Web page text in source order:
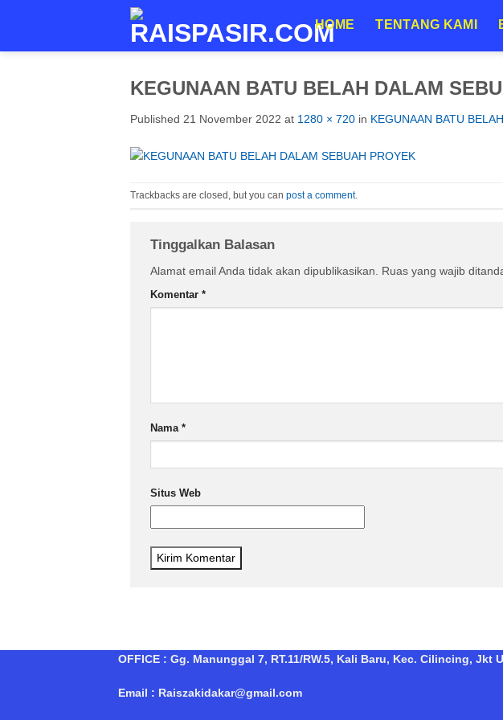
HOME TENTANG KAMI
KEGUNAAN BATU BELAH DALAM
Published 21 November 2022 at 1280 × 720 in KEGUNAAN BATU
Trackbacks are closed, but you can post a comment.
Tinggalkan Balasan
Alamat email Anda tidak akan dipublikasikan. Ruas yang wajib
Komentar *
Nama *
Situs Web
OFFICE : Gg. Manunggal 7, RT.11/RW.5, Kali Baru, Kec. Cilincing,
Email : Raiszakidakar@gmail.com